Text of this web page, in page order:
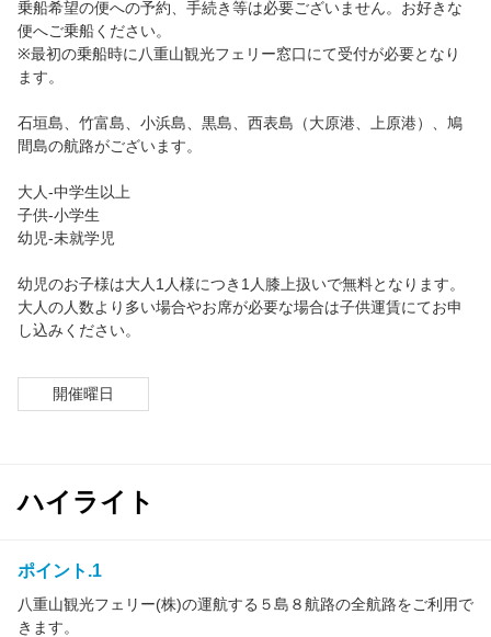
人気ランキング
おすすめ
閲覧履歴
【2024年から朝ゆっくり便が登場】西表・由布・竹富を上手にめぐる離島観光楽しみ方ガイド
ログイン/予約確認
乗船希望の便への予約、手続き等は必要ございません。お好きな
便へご乗船ください。
※最初の乗船時に八重山観光フェリー窓口にて受付が必要となり
ます。
石垣島、竹富島、小浜島、黒島、西表島（大原港、上原港）、鳩
間島の航路がございます。
大人-中学生以上
子供-小学生
幼児-未就学児
幼児のお子様は大人1人様につき1人膝上扱いで無料となります。
大人の人数より多い場合やお席が必要な場合は子供運賃にてお申
し込みください。
開催曜日
ハイライト
ポイント.1
八重山観光フェリー(株)の運航する５島８航路の全航路をご利用で
きます。